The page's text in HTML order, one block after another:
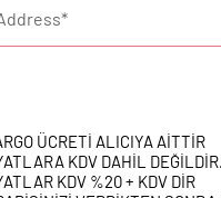
ÜCRETİ ALICIYA AİTTİR
KDV DAHİL
KDV %20 + KDV DİR